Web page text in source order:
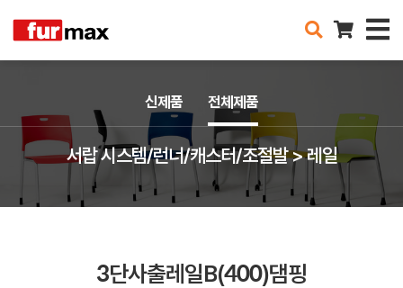
서랍 시스템/런너/캐스터/조절발 > 레일
신제품 전체제품
3단사출레일B(400)댐핑